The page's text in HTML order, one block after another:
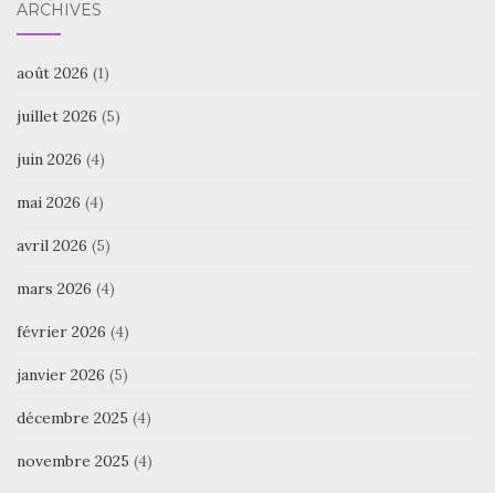
ARCHIVES
août 2026 (1)
juillet 2026 (5)
juin 2026 (4)
mai 2026 (4)
avril 2026 (5)
mars 2026 (4)
février 2026 (4)
janvier 2026 (5)
décembre 2025 (4)
novembre 2025 (4)